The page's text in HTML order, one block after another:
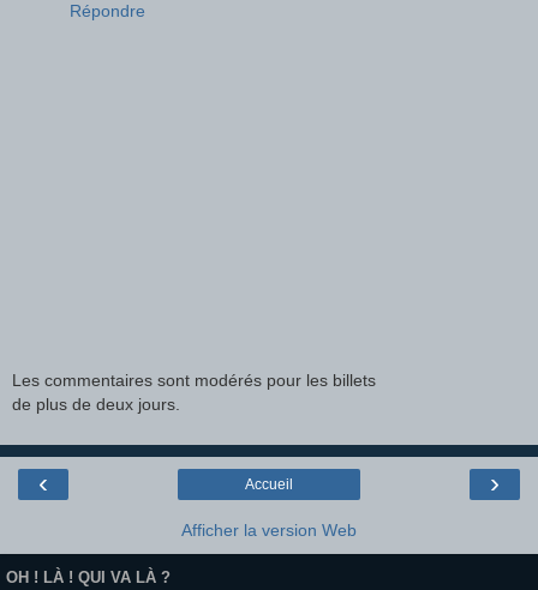
Répondre
Les commentaires sont modérés pour les billets
de plus de deux jours.
‹ ›
Accueil
Afficher la version Web
OH ! LÀ ! QUI VA LÀ ?